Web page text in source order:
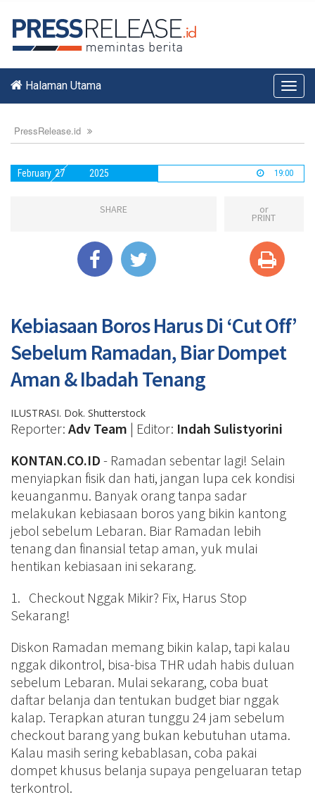
Halaman Utama
PressRelease.id
February 27 2025 19:00
SHARE or
PRINT
Kebiasaan Boros Harus Di ‘Cut Off’
Sebelum Ramadan, Biar Dompet
Aman & Ibadah Tenang
ILUSTRASI. Dok. Shutterstock
Reporter: Adv Team | Editor: Indah Sulistyorini
KONTAN.CO.ID - Ramadan sebentar lagi! Selain
menyiapkan fisik dan hati, jangan lupa cek kondisi
keuanganmu. Banyak orang tanpa sadar
melakukan kebiasaan boros yang bikin kantong
jebol sebelum Lebaran. Biar Ramadan lebih
tenang dan finansial tetap aman, yuk mulai
hentikan kebiasaan ini sekarang.
1. Checkout Nggak Mikir? Fix, Harus Stop
Sekarang!
Diskon Ramadan memang bikin kalap, tapi kalau
nggak dikontrol, bisa-bisa THR udah habis duluan
sebelum Lebaran. Mulai sekarang, coba buat
daftar belanja dan tentukan budget biar nggak
kalap. Terapkan aturan tunggu 24 jam sebelum
checkout barang yang bukan kebutuhan utama.
Kalau masih sering kebablasan, coba pakai
dompet khusus belanja supaya pengeluaran tetap
terkontrol.